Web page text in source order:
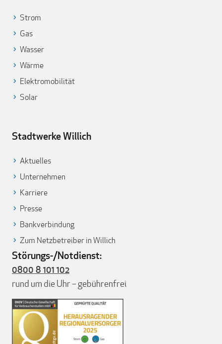
Strom
Gas
Wasser
Wärme
Elektromobilität
Solar
Stadtwerke Willich
Aktuelles
Unternehmen
Karriere
Presse
Bankverbindung
Zum Netzbetreiber in Willich
Störungs-/Notdienst:
0800 8 101 102
rund um die Uhr – gebührenfrei